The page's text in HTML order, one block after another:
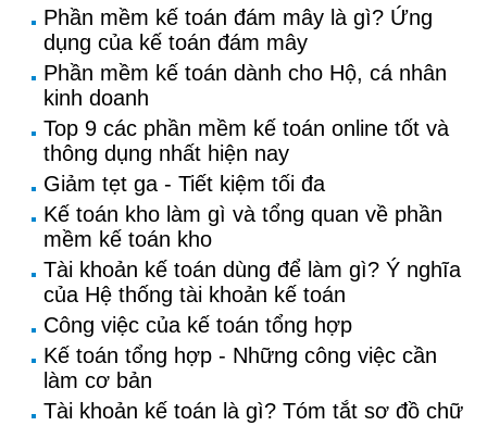
Phần mềm kế toán đám mây là gì? Ứng
dụng của kế toán đám mây
Phần mềm kế toán dành cho Hộ, cá nhân
kinh doanh
Top 9 các phần mềm kế toán online tốt và
thông dụng nhất hiện nay
Giảm tẹt ga - Tiết kiệm tối đa
Kế toán kho làm gì và tổng quan về phần
mềm kế toán kho
Tài khoản kế toán dùng để làm gì? Ý nghĩa
của Hệ thống tài khoản kế toán
Công việc của kế toán tổng hợp
Kế toán tổng hợp - Những công việc cần
làm cơ bản
Tài khoản kế toán là gì? Tóm tắt sơ đồ chữ